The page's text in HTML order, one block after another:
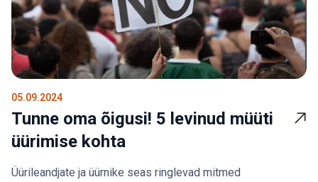
05.09.2024
Tunne oma õigusi! 5 levinud müüti
üürimise kohta
Üürileandjate ja üürnike seas ringlevad mitmed